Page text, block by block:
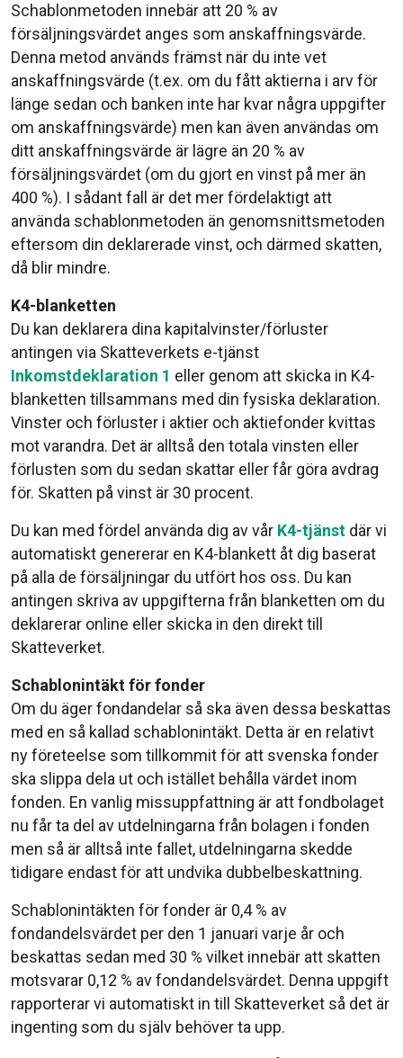
Schablonmetoden innebär att 20 % av
försäljningsvärdet anges som anskaffningsvärde.
Denna metod används främst när du inte vet
anskaffningsvärde (t.ex. om du fått aktierna i arv för
länge sedan och banken inte har kvar några uppgifter
om anskaffningsvärde) men kan även användas om
ditt anskaffningsvärde är lägre än 20 % av
försäljningsvärdet (om du gjort en vinst på mer än
400 %). I sådant fall är det mer fördelaktigt att
använda schablonmetoden än genomsnittsmetoden
eftersom din deklarerade vinst, och därmed skatten,
då blir mindre.
K4-blanketten
Du kan deklarera dina kapitalvinster/förluster
antingen via Skatteverkets e-tjänst
Inkomstdeklaration 1 eller genom att skicka in K4-
blanketten tillsammans med din fysiska deklaration.
Vinster och förluster i aktier och aktiefonder kvittas
mot varandra. Det är alltså den totala vinsten eller
förlusten som du sedan skattar eller får göra avdrag
för. Skatten på vinst är 30 procent.
Du kan med fördel använda dig av vår K4-tjänst där vi
automatiskt genererar en K4-blankett åt dig baserat
på alla de försäljningar du utfört hos oss. Du kan
antingen skriva av uppgifterna från blanketten om du
deklarerar online eller skicka in den direkt till
Skatteverket.
Schablonintäkt för fonder
Om du äger fondandelar så ska även dessa beskattas
med en så kallad schablonintäkt. Detta är en relativt
ny företeelse som tillkommit för att svenska fonder
ska slippa dela ut och istället behålla värdet inom
fonden. En vanlig missuppfattning är att fondbolaget
nu får ta del av utdelningarna från bolagen i fonden
men så är alltså inte fallet, utdelningarna skedde
tidigare endast för att undvika dubbelbeskattning.
Schablonintäkten för fonder är 0,4 % av
fondandelsvärdet per den 1 januari varje år och
beskattas sedan med 30 % vilket innebär att skatten
motsvarar 0,12 % av fondandelsvärdet. Denna uppgift
rapporterar vi automatiskt in till Skatteverket så det är
ingenting som du själv behöver ta upp.